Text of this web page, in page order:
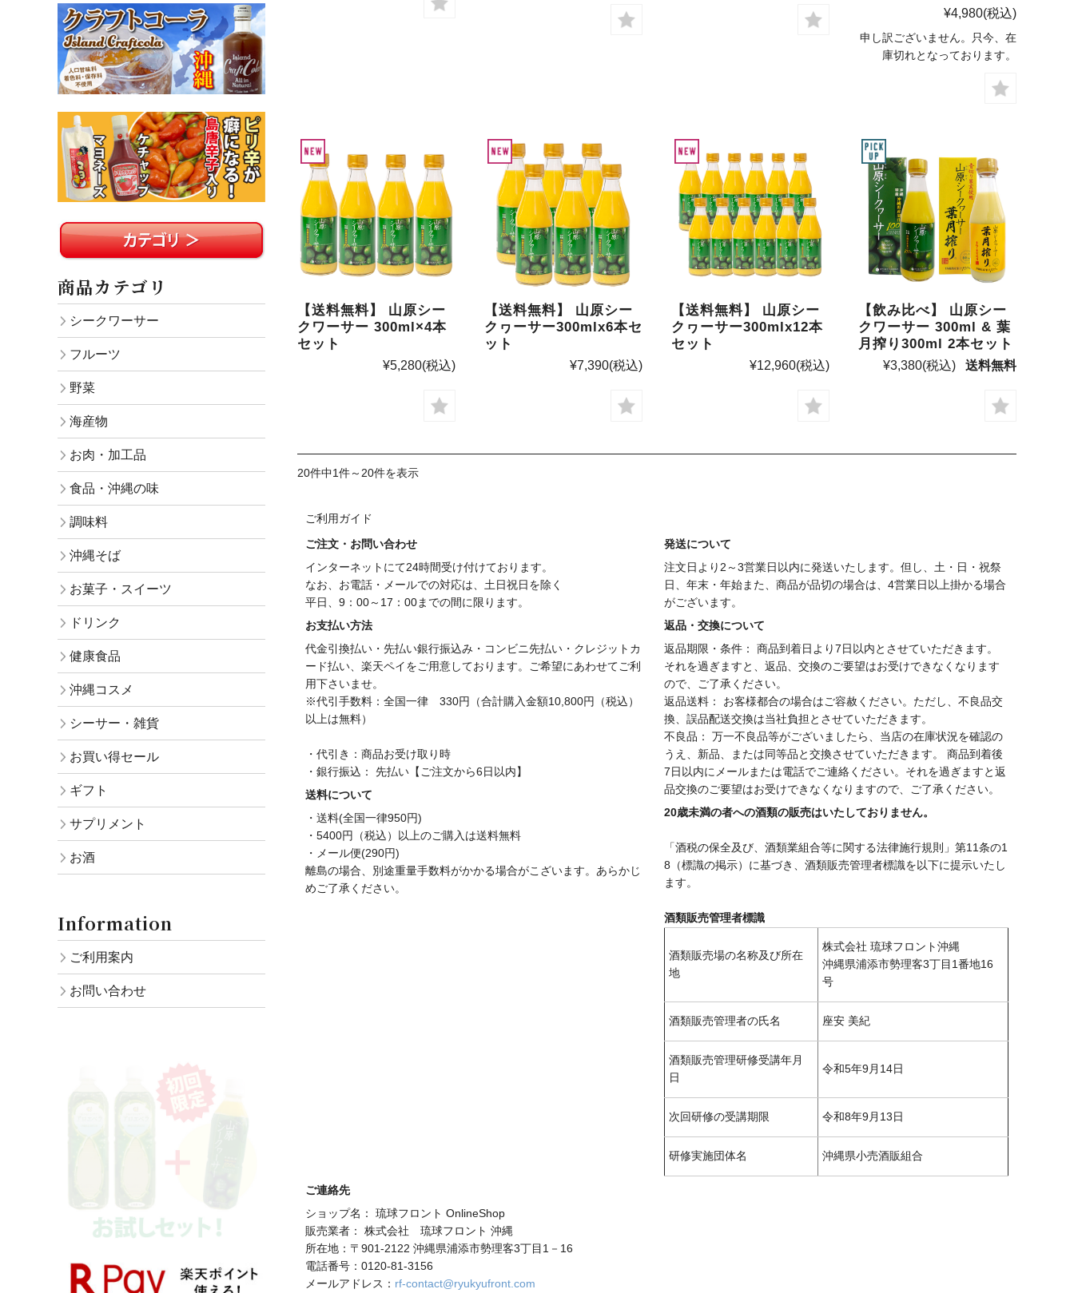
¥4,980(税込)
申し訳ございません。只今、在
庫切れとなっております。
【送料無料】 山原シー
クワーサー 300ml×4本
セット
¥5,280(税込)
【送料無料】 山原シー
クヮーサー300mlx6本セ
ット
¥7,390(税込)
【送料無料】 山原シー
クヮーサー300mlx12本
セット
¥12,960(税込)
【飲み比べ】 山原シー
クワーサー 300ml & 葉
月搾り300ml 2本セット
¥3,380(税込) 送料無料
20件中1件～20件を表示
ご利用ガイド
ご注文・お問い合わせ
インターネットにて24時間受け付けております。
なお、お電話・メールでの対応は、土日祝日を除く
平日、9：00～17：00までの間に限ります。
お支払い方法
代金引換払い・先払い銀行振込み・コンビニ先払い・クレジットカ
ード払い、楽天ペイをご用意しております。ご希望にあわせてご利
用下さいませ。
※代引手数料：全国一律 330円（合計購入金額10,800円（税込）
以上は無料）
・代引き：商品お受け取り時
・銀行振込： 先払い【ご注文から6日以内】
送料について
・送料(全国一律950円)
・5400円（税込）以上のご購入は送料無料
・メール便(290円)
離島の場合、別途重量手数料がかかる場合がこざいます。あらかじ
めご了承ください。
発送について
注文日より2～3営業日以内に発送いたします。但し、土・日・祝祭
日、年末・年始また、商品が品切の場合は、4営業日以上掛かる場合
がございます。
返品・交換について
返品期限・条件： 商品到着日より7日以内とさせていただきます。
それを過ぎますと、返品、交換のご要望はお受けできなくなります
ので、ご了承ください。
返品送料： お客様都合の場合はご容赦ください。ただし、不良品交
換、誤品配送交換は当社負担とさせていただきます。
不良品： 万一不良品等がございましたら、当店の在庫状況を確認の
うえ、新品、または同等品と交換させていただきます。 商品到着後
7日以内にメールまたは電話でご連絡ください。それを過ぎますと返
品交換のご要望はお受けできなくなりますので、ご了承ください。
20歳未満の者への酒類の販売はいたしておりません。
「酒税の保全及び、酒類業組合等に関する法律施行規則」第11条の1
8（標識の掲示）に基づき、酒類販売管理者標識を以下に提示いたし
ます。
酒類販売管理者標識
酒類販売場の名称及び所在
地
株式会社 琉球フロント沖縄
沖縄県浦添市勢理客3丁目1番地16
号
酒類販売管理者の氏名 座安 美紀
酒類販売管理研修受講年月
日
令和5年9月14日
次回研修の受講期限 令和8年9月13日
研修実施団体名 沖縄県小売酒販組合
ご連絡先
ショップ名： 琉球フロント OnlineShop
販売業者： 株式会社 琉球フロント 沖縄
所在地：〒901-2122 沖縄県浦添市勢理客3丁目1－16
電話番号：0120-81-3156
メールアドレス： rf-contact@ryukyufront.com
商品カテゴリ
シークワーサー
フルーツ
野菜
海産物
お肉・加工品
食品・沖縄の味
調味料
沖縄そば
お菓子・スイーツ
ドリンク
健康食品
沖縄コスメ
シーサー・雑貨
お買い得セール
ギフト
サプリメント
お酒
Information
ご利用案内
お問い合わせ